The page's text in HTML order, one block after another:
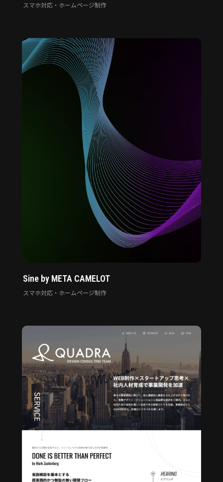
スマホ対応・ホームページ制作
Sine by META CAMELOT
スマホ対応・ホームページ制作